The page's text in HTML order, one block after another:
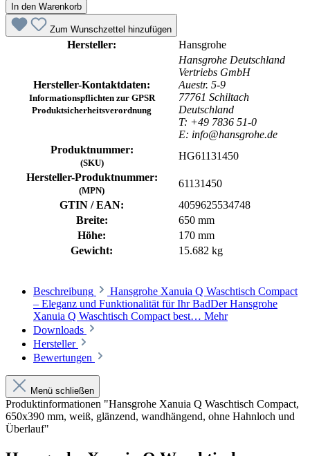
In den Warenkorb
Zum Wunschzettel hinzufügen
Hersteller: Hansgrohe
Hersteller-Kontaktdaten:
Informationspflichten zur GPSR
Produktsicherheitsverordnung
Hansgrohe Deutschland
Vertriebs GmbH
Auestr. 5-9
77761 Schiltach
Deutschland
T: +49 7836 51-0
E: info@hansgrohe.de
Produktnummer:
(SKU)
HG61131450
Hersteller-Produktnummer:
(MPN)
61131450
GTIN / EAN:
4059625534748
Breite:
650 mm
Höhe:
170 mm
Gewicht:
15.682 kg
Beschreibung
Hansgrohe Xanuia Q Waschtisch Compact
– Eleganz und Funktionalität für Ihr BadDer Hansgrohe
Xanuia Q Waschtisch Compact best… Mehr
Downloads
Hersteller
Bewertungen
Menü schließen
Produktinformationen "Hansgrohe Xanuia Q Waschtisch Compact,
650x390 mm, weiß, glänzend, wandhängend, ohne Hahnloch und
Überlauf"